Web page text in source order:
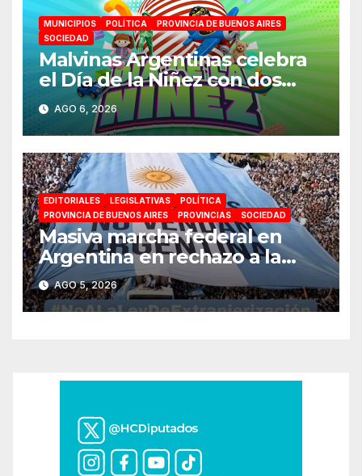
MUNICIPIOS POLÍTICA
PROVINCIA DE BUENOS AIRES
SOCIEDAD
Malvinas Argentinas celebra
el Día de la Niñez con dos
jornadas de juegos,
espectáculos y actividades
para toda la familia
AGO 6, 2026
EDITORIALES LEGISLATIVAS
POLÍTICA
PROVINCIA DE BUENOS AIRES
PROVINCIAS SOCIEDAD
Masiva marcha federal en
Argentina en rechazo a la
reforma de la Ley de Tierras
impulsada por Milei: «La
soberanía no se negocia»
AGO 5, 2026